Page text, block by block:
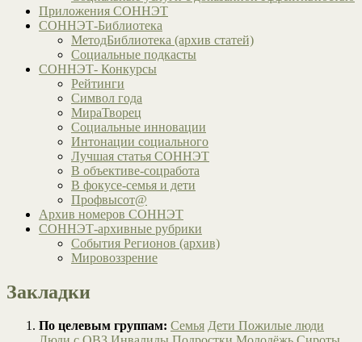
Приложения СОННЭТ
СОННЭТ-Библиотека
МетодБиблиотека (архив статей)
Социальные подкасты
СОННЭТ- Конкурсы
Рейтинги
Символ года
МираТворец
Социальные инновации
Интонации социального
Лучшая статья СОННЭТ
В объективе-соцработа
В фокусе-семья и дети
Профвысот@
Архив номеров СОННЭТ
СОННЭТ-архивные рубрики
События Регионов (архив)
Мировоззрение
Закладки
По целевым группам: Семья Дети Пожилые люди